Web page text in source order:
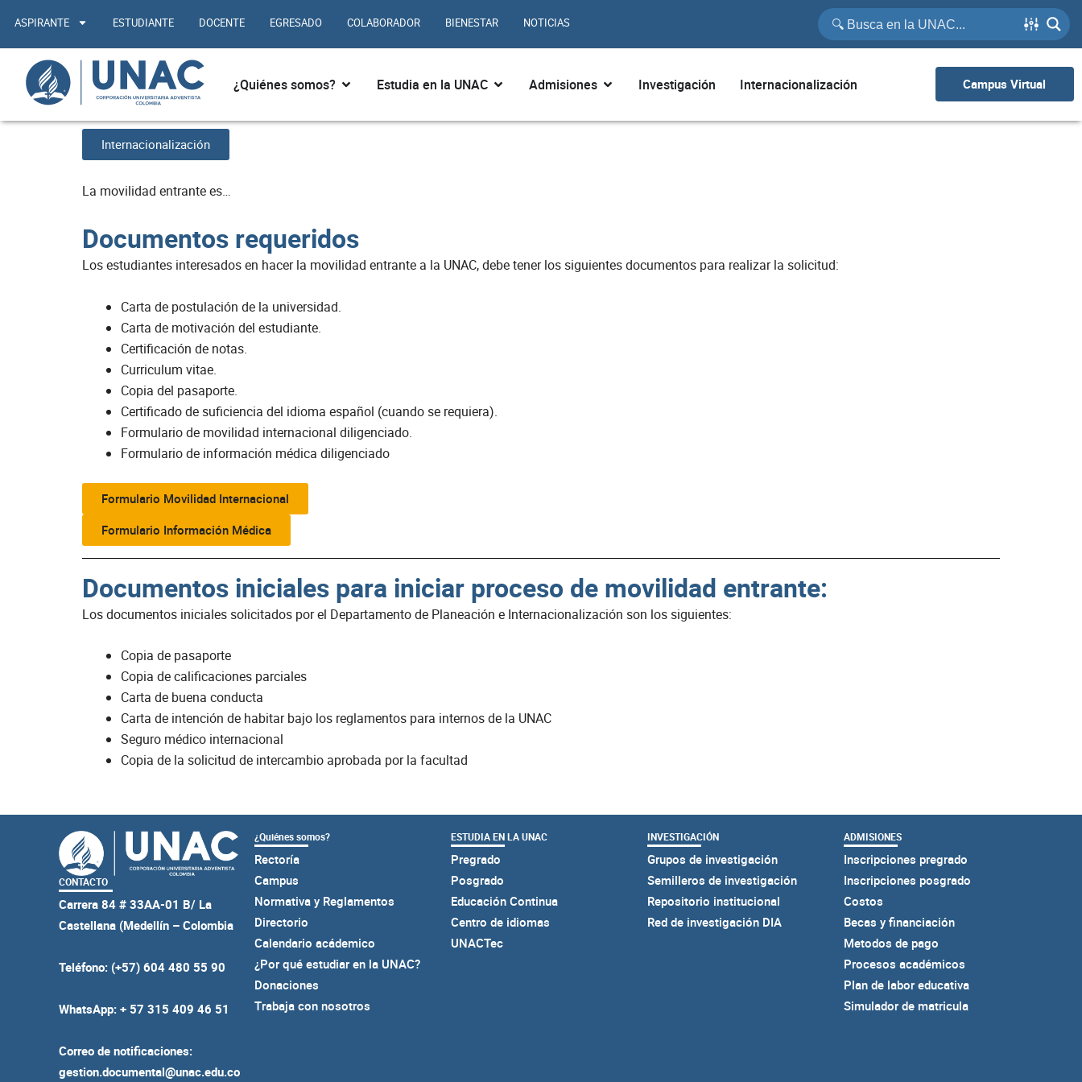
contenido
ASPIRANTE ESTUDIANTE DOCENTE EGRESADO COLABORADOR BIENESTAR NOTICIAS
¿Quiénes somos? Abrir ¿Quiénes somos?
Estudia en la UNAC Abrir Estudia en la UNAC
Admisiones Abrir Admisiones
Investigación Internacionalización Campus Virtual
Internacionalización
La movilidad entrante es…
Documentos requeridos
Los estudiantes interesados en hacer la movilidad entrante a la UNAC, debe tener los siguientes documentos para realizar la solicitud:
Carta de postulación de la universidad.
Carta de motivación del estudiante.
Certificación de notas.
Curriculum vitae.
Copia del pasaporte.
Certificado de suficiencia del idioma español (cuando se requiera).
Formulario de movilidad internacional diligenciado.
Formulario de información médica diligenciado
Formulario Movilidad Internacional
Formulario Información Médica
Documentos iniciales para iniciar proceso de movilidad entrante:
Los documentos iniciales solicitados por el Departamento de Planeación e Internacionalización son los siguientes:
Copia de pasaporte
Copia de calificaciones parciales
Carta de buena conducta
Carta de intención de habitar bajo los reglamentos para internos de la UNAC
Seguro médico internacional
Copia de la solicitud de intercambio aprobada por la facultad
CONTACTO
Carrera 84 # 33AA-01 B/ La
Castellana (Medellín – Colombia
Teléfono: (+57) 604 480 55 90
WhatsApp: + 57 315 409 46 51
Correo de notificaciones:
gestion.documental@unac.edu.co
¿Quiénes somos?
Rectoría
Campus
Normativa y Reglamentos
Directorio
Calendario acádemico
¿Por qué estudiar en la UNAC?
Donaciones
Trabaja con nosotros
ESTUDIA EN LA UNAC
Pregrado
Posgrado
Educación Continua
Centro de idiomas
UNACTec
INVESTIGACIÓN
Grupos de investigación
Semilleros de investigación
Repositorio institucional
Red de investigación DIA
ADMISIONES
Inscripciones pregrado
Inscripciones posgrado
Costos
Becas y financiación
Metodos de pago
Procesos académicos
Plan de labor educativa
Simulador de matricula